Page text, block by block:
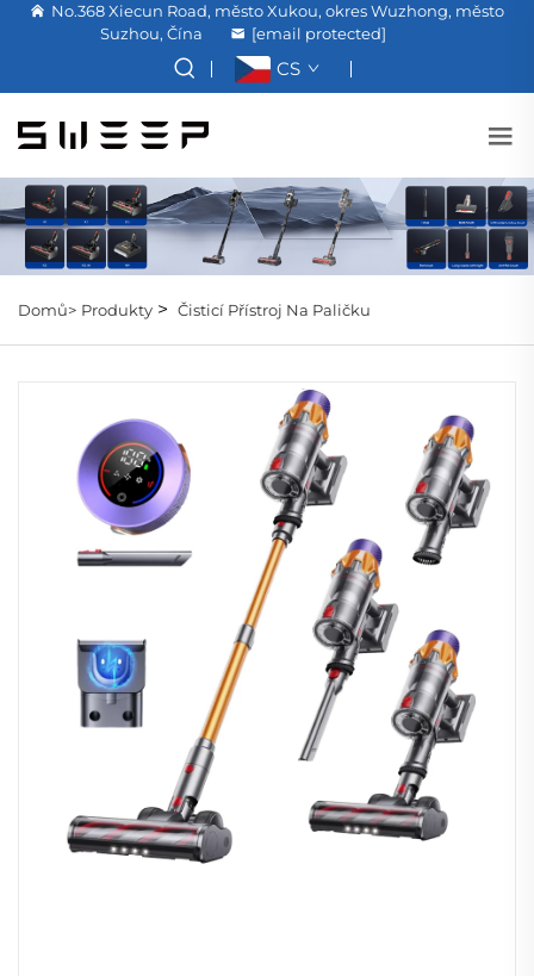
No.368 Xiecun Road, město Xukou, okres Wuzhong, město
Suzhou, Čína
[email protected]
CS
Domů> Produkty > Čisticí Přístroj Na Paličku